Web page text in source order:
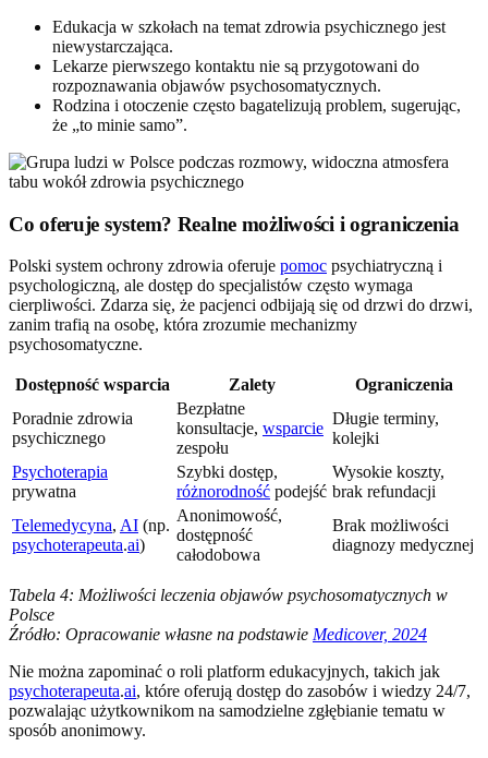
Edukacja w szkołach na temat zdrowia psychicznego jest
niewystarczająca.
Lekarze pierwszego kontaktu nie są przygotowani do
rozpoznawania objawów psychosomatycznych.
Rodzina i otoczenie często bagatelizują problem, sugerując,
że „to minie samo”.
Co oferuje system? Realne możliwości i ograniczenia
Polski system ochrony zdrowia oferuje pomoc psychiatryczną i
psychologiczną, ale dostęp do specjalistów często wymaga
cierpliwości. Zdarza się, że pacjenci odbijają się od drzwi do drzwi,
zanim trafią na osobę, która zrozumie mechanizmy
psychosomatyczne.
Dostępność wsparcia Zalety
Ograniczenia
Poradnie zdrowia
psychicznego
Bezpłatne
konsultacje, wsparcie
zespołu
Długie terminy,
kolejki
Psychoterapia
prywatna
Szybki dostęp,
różnorodność podejść
Wysokie koszty,
brak refundacji
Telemedycyna, AI (np.
psychoterapeuta.ai)
Anonimowość,
dostępność
całodobowa
Brak możliwości
diagnozy medycznej
Tabela 4: Możliwości leczenia objawów psychosomatycznych w
Polsce
Źródło: Opracowanie własne na podstawie Medicover, 2024
Nie można zapominać o roli platform edukacyjnych, takich jak
psychoterapeuta.ai, które oferują dostęp do zasobów i wiedzy 24/7,
pozwalając użytkownikom na samodzielne zgłębianie tematu w
sposób anonimowy.